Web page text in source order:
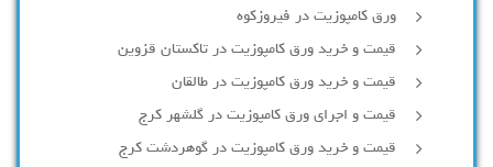
ورق کامپوزیت در فیروزکوه
قیمت و خرید ورق کامپوزیت در تاکستان قزوین
قیمت و خرید ورق کامپوزیت در طالقان
قیمت و اجرای ورق کامپوزیت در گلشهر کرج
قیمت و خرید ورق کامپوزیت در گوهردشت کرج